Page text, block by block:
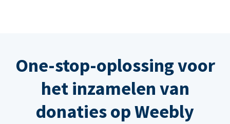
One-stop-oplossing voor
het inzamelen van
donaties op Weebly